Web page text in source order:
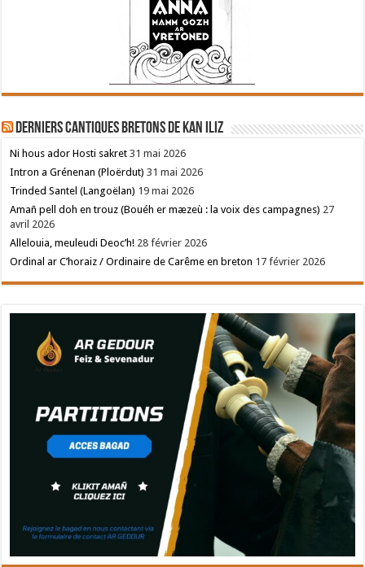
Derniers cantiques bretons de Kan Iliz
Ni hous ador Hosti sakret 31 mai 2026
Intron a Grénenan (Ploërdut) 31 mai 2026
Trinded Santel (Langoëlan) 19 mai 2026
Amañ pell doh en trouz (Bouéh er mæzeù : la voix des campagnes) 27
avril 2026
Allelouia, meuleudi Deoc’h! 28 février 2026
Ordinal ar C’horaiz / Ordinaire de Carême en breton 17 février 2026